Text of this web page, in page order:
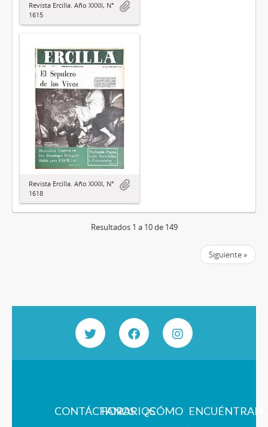
Revista Ercilla. Año XXXII, N°
1615
Revista Ercilla. Año XXXII, N°
1618
Resultados 1 a 10 de 149
Siguiente »
CONTÁCTANOS
HORARIOS¿CÓMO